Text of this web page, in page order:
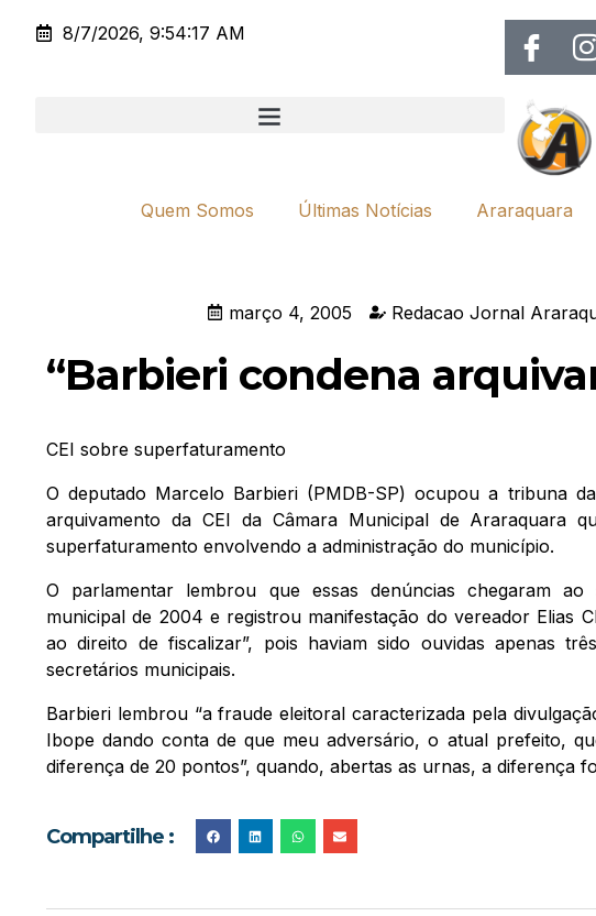
8/7/2026, 9:54:17 AM
Quem Somos Últimas Notícias Araraquara
março 4, 2005 Redacao Jornal
“Barbieri condena
CEI sobre superfaturamento
O deputado Marcelo Barbieri (PMDB-SP) ocupou a tribuna
arquivamento da CEI da Câmara Municipal de Araraquara
superfaturamento envolvendo a administração do município.
O parlamentar lembrou que essas denúncias chegaram
municipal de 2004 e registrou manifestação do vereador Elias
ao direito de fiscalizar”, pois haviam sido ouvidas apenas
secretários municipais.
Barbieri lembrou “a fraude eleitoral caracterizada pela
Ibope dando conta de que meu adversário, o atual prefeito,
diferença de 20 pontos”, quando, abertas as urnas, a diferença
Compartilhe :